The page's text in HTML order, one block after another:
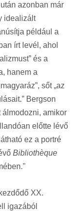
azonban már
idealizált
például a
írt levél, ahol
és a
hanem a
sőt „az
Bergson
álmodozni, amikor
előtte lévő
ez a portré
Bibliothèque
XX.
igazából